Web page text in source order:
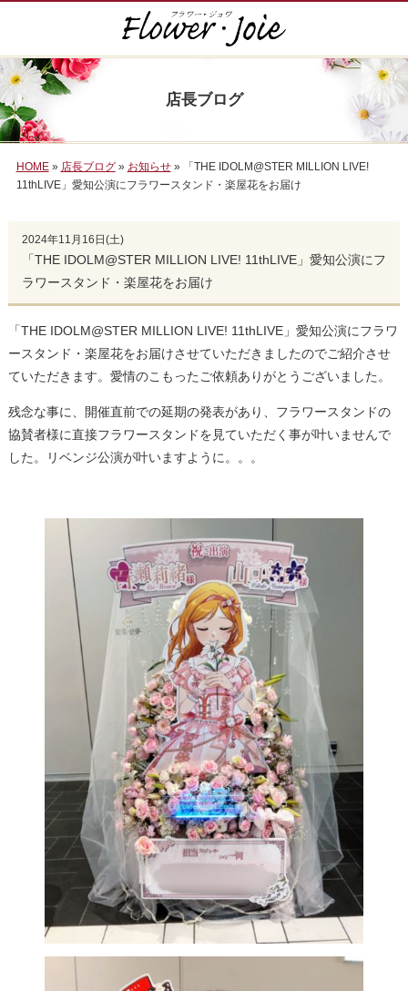
店長ブログ
HOME» 店長ブログ» お知らせ» 「THE IDOLM@STER MILLION LIVE!
11thLIVE」愛知公演にフラワースタンド・楽屋花をお届け
2024年11月16日(土)
「THE IDOLM@STER MILLION LIVE! 11thLIVE」愛知公演にフ
ラワースタンド・楽屋花をお届け
「THE IDOLM@STER MILLION LIVE! 11thLIVE」愛知公演にフラワ
ースタンド・楽屋花をお届けさせていただきましたのでご紹介させ
ていただきます。愛情のこもったご依頼ありがとうございました。
残念な事に、開催直前での延期の発表があり、フラワースタンドの
協賛者様に直接フラワースタンドを見ていただく事が叶いませんで
した。リベンジ公演が叶いますように。。。